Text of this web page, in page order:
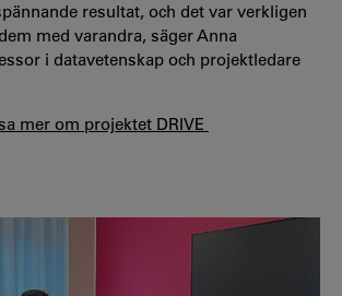
resultat, och det var verkligen
med varandra, säger Anna
i datavetenskap och projektledare
mer om projektet DRIVE